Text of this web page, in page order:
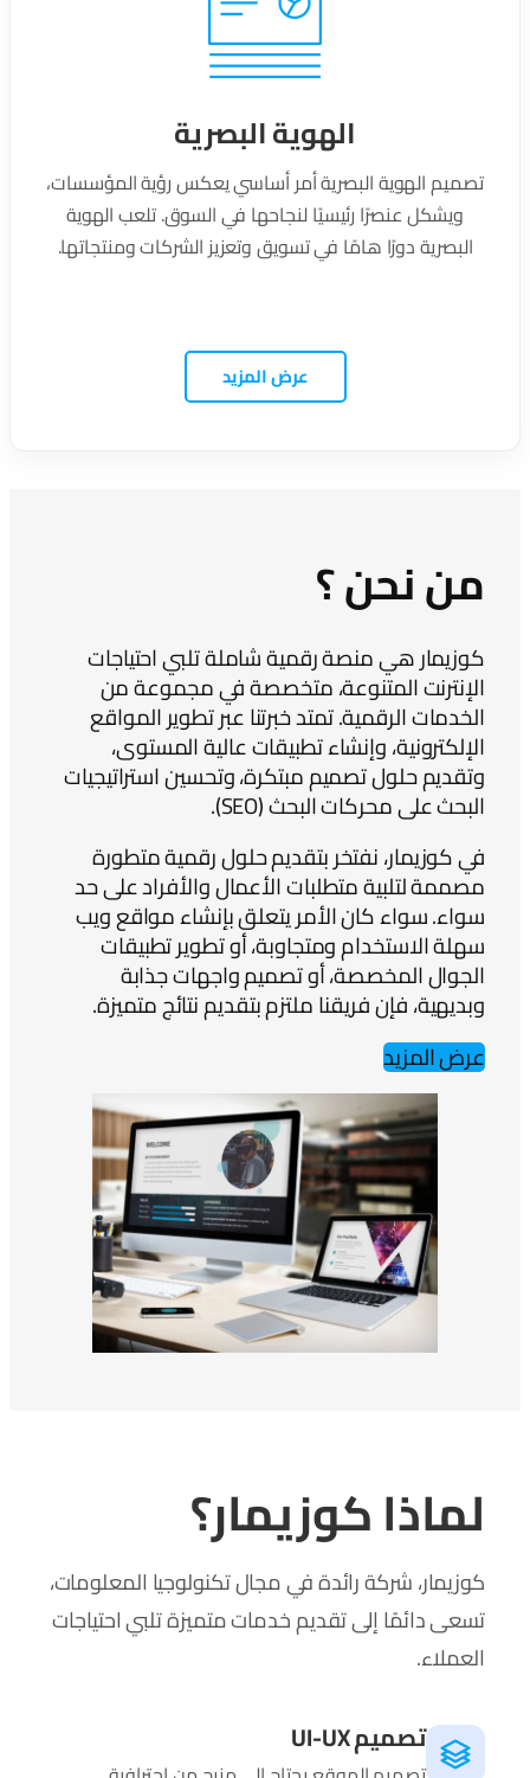
الهوية البصرية
تصميم الهوية البصرية أمر أساسي يعكس رؤية المؤسسات،
ويشكل عنصرًا رئيسيًا لنجاحها في السوق. تلعب الهوية
البصرية دورًا هامًا في تسويق وتعزيز الشركات ومنتجاتها.
عرض المزيد
من نحن ؟
كوزيمار هي منصة رقمية شاملة تلبي احتياجات
الإنترنت المتنوعة، متخصصة في مجموعة من
الخدمات الرقمية. تمتد خبرتنا عبر تطوير المواقع
الإلكترونية، وإنشاء تطبيقات عالية المستوى،
وتقديم حلول تصميم مبتكرة، وتحسين استراتيجيات
البحث على محركات البحث (SEO).
في كوزيمار، نفتخر بتقديم حلول رقمية متطورة
مصممة لتلبية متطلبات الأعمال والأفراد على حد
سواء. سواء كان الأمر يتعلق بإنشاء مواقع ويب
سهلة الاستخدام ومتجاوبة، أو تطوير تطبيقات
الجوال المخصصة، أو تصميم واجهات جذابة
وبديهية، فإن فريقنا ملتزم بتقديم نتائج متميزة.
عرض المزيد
لماذا كوزيمار؟
كوزيمار، شركة رائدة في مجال تكنولوجيا المعلومات،
تسعى دائمًا إلى تقديم خدمات متميزة تلبي احتياجات
العملاء.
تصميم UI-UX